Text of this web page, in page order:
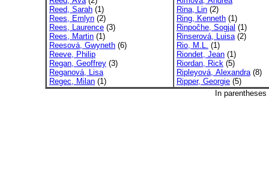
Reed, Sarah (1)
Rees, Emlyn (2)
Rees, Laurence (3)
Rees, Martin (1)
Reesová, Gwyneth (6)
Reeve, Philip
Regan, Geoffrey (3)
Reganová, Lisa
Regec, Milan (1)
Rina, Lin (2)
Ring, Kenneth (1)
Rinpočhe, Sogjal (1)
Rinserová, Luisa(2)
Rio, M.L. (1)
Riondet, Jean (1)
Riordan, Rick (5)
Ripleyová, Alexandra(8)
Ripper, Georgie (5)
In